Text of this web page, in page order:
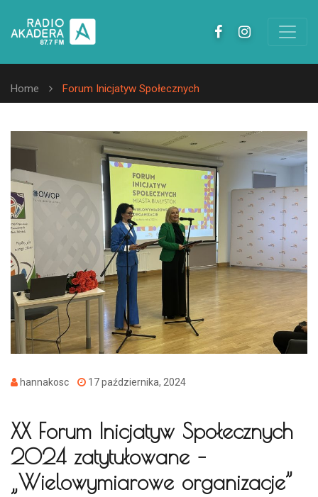
Home Forum Inicjatyw Społecznych
hannakosc 17 października, 2024
XX Forum Inicjatyw Społecznych
2024 zatytułowane –
„Wielowymiarowe organizacje”